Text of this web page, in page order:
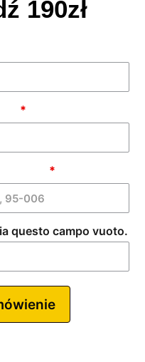
190zł
*
*
questo campo vuoto.